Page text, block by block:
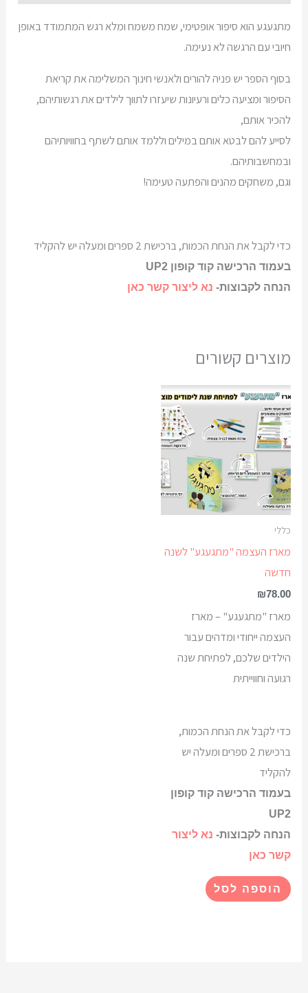
מתגעגע הוא סיפור אופטימי, שמח משמח ומלא רגש המתמודד באופן
חיובי עם הרגשה לא נעימה.
בסוף הספר יש פניה להורים ולאנשי חינוך המשלימה את קריאת
הסיפור ומציעה כלים ורעיונות שיעזרו לתווך לילדים את רגשותיהם,
להכיר אותם,
לסייע להם לבטא אותם במילים וללמד אותם לשתף בחוויותיהם
ובמחשבותיהם.
וגם, משחקים מהנים והפתעה טעימה!
כדי לקבל את הנחת הכמות, ברכישת 2 ספרים ומעלה יש להקליד
בעמוד הרכישה קוד קופון UP2
הנחה לקבוצות- נא ליצור קשר כאן
מוצרים קשורים
כללי
מארז העצמה "מתגעגע" לשנה
חדשה
₪78.00
מארז "מתגעגע" – מארז
העצמה ייחודי ומדהים עבור
הילדים שלכם, לפתיחת שנה
רגועה וחווייתית
כדי לקבל את הנחת הכמות,
ברכישת 2 ספרים ומעלה יש
להקליד
בעמוד הרכישה קוד קופון
UP2
הנחה לקבוצות- נא ליצור
קשר כאן
הוספה לסל